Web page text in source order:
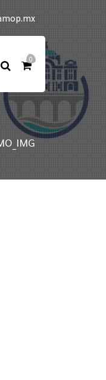
0